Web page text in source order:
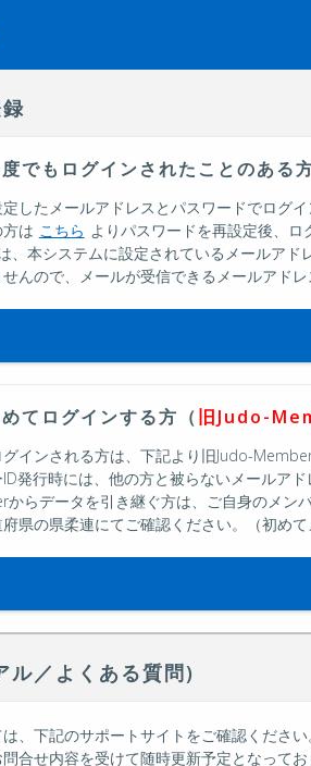
でもログインされたことのある
したメールアドレスとパスワードでログ
は こちら よりパスワードを再設定後、ロ
、本システムに設定されているメールア
んので、メールが受信できるメールアド
てログインする方（ 旧Judo-
インされる方は、下記より旧Judo-
発行時には、他の方と被らないメールア
からデータを引き継ぐ方は、ご自身のメン
県の県柔連にてご確認ください。（初め
ル／よくある質問)
、下記のサポートサイトをご確認ください
合せ内容を受けて随時更新予定となってお